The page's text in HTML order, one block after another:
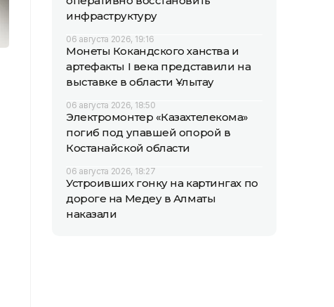
инфраструктуру
06 августа 2026, 19:16
Монеты Кокандского ханства и
артефакты I века представили на
выставке в области Ұлытау
06 августа 2026, 18:50
Электромонтер «Казахтелекома»
погиб под упавшей опорой в
Костанайской области
06 августа 2026, 18:27
Устроивших гонку на картингах по
дороге на Медеу в Алматы
наказали